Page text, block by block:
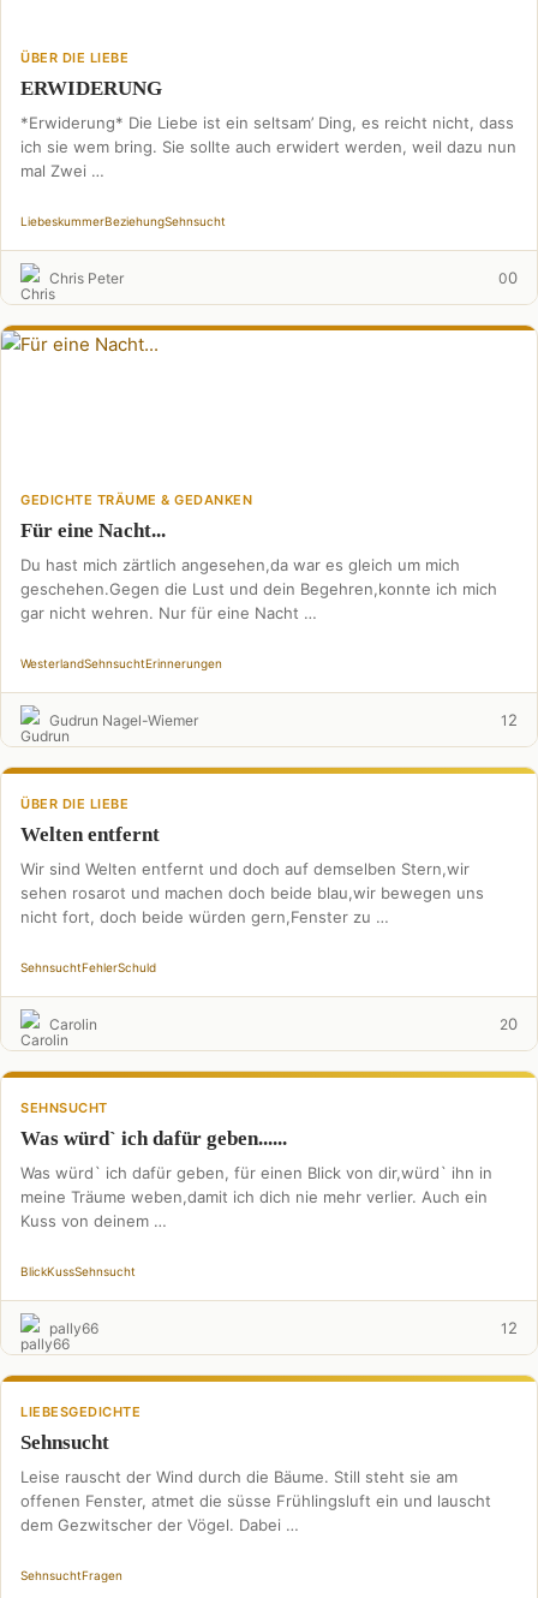
ÜBER DIE LIEBE
ERWIDERUNG
*Erwiderung* Die Liebe ist ein seltsam’ Ding, es reicht nicht, dass
ich sie wem bring. Sie sollte auch erwidert werden, weil dazu nun
mal Zwei …
LiebeskummerBeziehungSehnsucht
Chris Peter 00
GEDICHTE TRÄUME & GEDANKEN
Für eine Nacht...
Du hast mich zärtlich angesehen,da war es gleich um mich
geschehen.Gegen die Lust und dein Begehren,konnte ich mich
gar nicht wehren. Nur für eine Nacht …
WesterlandSehnsuchtErinnerungen
Gudrun Nagel-Wiemer 1 2
ÜBER DIE LIEBE
Welten entfernt
Wir sind Welten entfernt und doch auf demselben Stern,wir
sehen rosarot und machen doch beide blau,wir bewegen uns
nicht fort, doch beide würden gern,Fenster zu …
SehnsuchtFehlerSchuld
Carolin 20
SEHNSUCHT
Was würd` ich dafür geben......
Was würd` ich dafür geben, für einen Blick von dir,würd` ihn in
meine Träume weben,damit ich dich nie mehr verlier. Auch ein
Kuss von deinem …
BlickKussSehnsucht
pally66 1 2
LIEBESGEDICHTE
Sehnsucht
Leise rauscht der Wind durch die Bäume. Still steht sie am
offenen Fenster, atmet die süsse Frühlingsluft ein und lauscht
dem Gezwitscher der Vögel. Dabei …
SehnsuchtFragen